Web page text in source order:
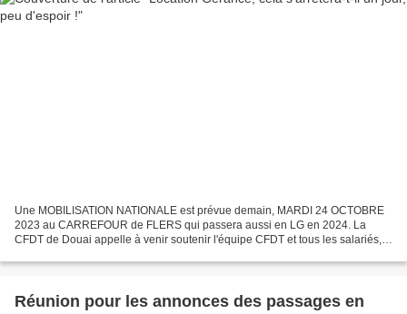
Une MOBILISATION NATIONALE est prévue demain, MARDI 24 OCTOBRE
2023 au CARREFOUR de FLERS qui passera aussi en LG en 2024. La
CFDT de Douai appelle à venir soutenir l'équipe CFDT et tous les salariés,
Réunion pour les annonces des passages en